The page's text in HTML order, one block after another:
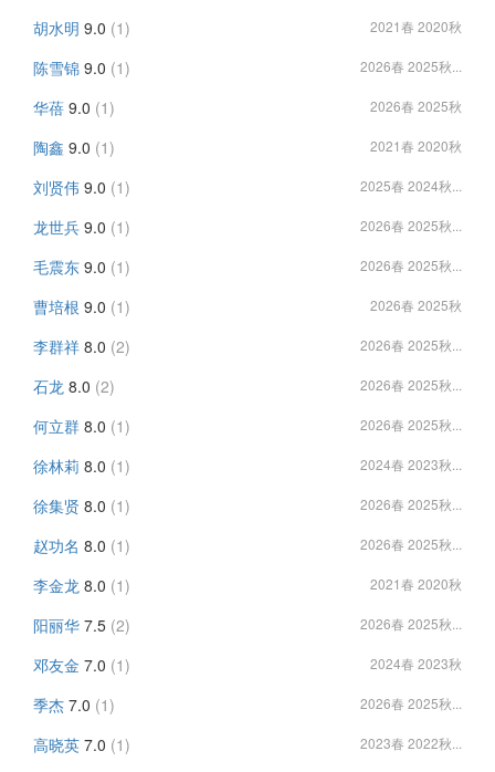
胡水明 9.0 (1) 2021春 2020秋
陈雪锦 9.0 (1) 2026春 2025秋...
华蓓 9.0 (1) 2026春 2025秋
陶鑫 9.0 (1) 2021春 2020秋
刘贤伟 9.0 (1) 2025春 2024秋...
龙世兵 9.0 (1) 2026春 2025秋...
毛震东 9.0 (1) 2026春 2025秋...
曹培根 9.0 (1) 2026春 2025秋
李群祥 8.0 (2) 2026春 2025秋...
石龙 8.0 (2) 2026春 2025秋...
何立群 8.0 (1) 2026春 2025秋...
徐林莉 8.0 (1) 2024春 2023秋...
徐集贤 8.0 (1) 2026春 2025秋...
赵功名 8.0 (1) 2026春 2025秋...
李金龙 8.0 (1) 2021春 2020秋
阳丽华 7.5 (2) 2026春 2025秋...
邓友金 7.0 (1) 2024春 2023秋
季杰 7.0 (1) 2026春 2025秋...
高晓英 7.0 (1) 2023春 2022秋...